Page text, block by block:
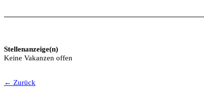
Stellenanzeige(n)
Keine Vakanzen offen
← Zurück